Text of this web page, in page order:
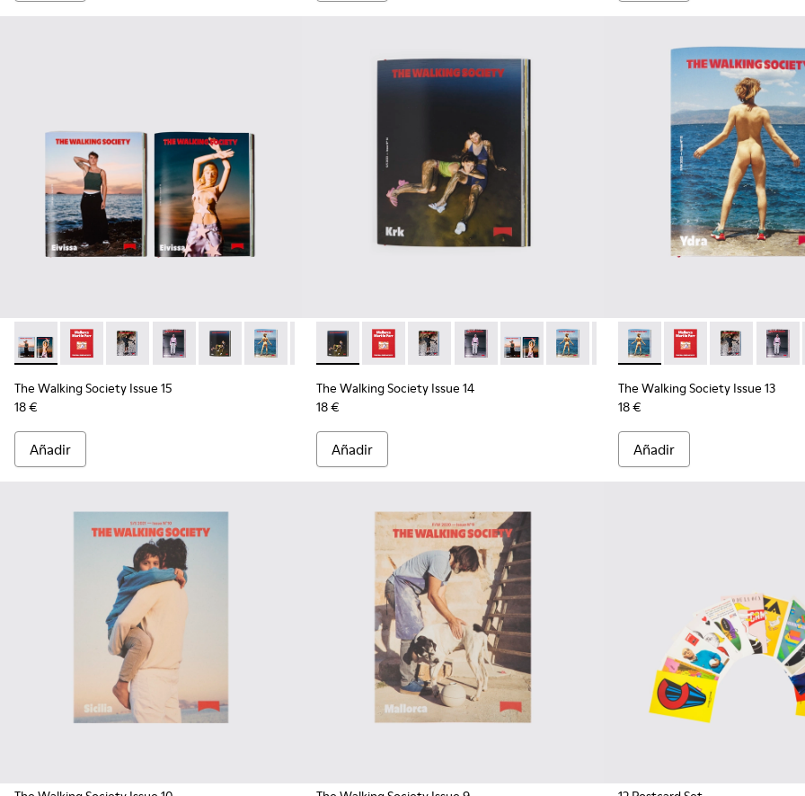
The Walking Society Issue 15 - L2027-097 - Revista The Walking Society
The Walking Society Issue 15 - L2027-100 - The Walking Society Magazine
The Walking Society Issue 15 - L2027-099 - Revista The Walking Society
The Walking Society Issue 15 - L2027-098 - Revista The Walking Society
The Walking Society Issue 15 - L2027-096 - Revista The Walking Society
The Walking Society Issue 15 - L2027-095 - Revista The Walking Society
The Walking Society Issue 15 - L2027-094 - Revista The Walking Society
The Walking Society Issue 15
18 €
Añadir
The Walking Society Issue 14 - L2027-096 - Revista The Walking Society
The Walking Society Issue 14 - L2027-100 - The Walking Society
The Walking Society Issue 14 - L2027-099 - Revista The
The Walking Society Issue 14 - L2027-098 - Revista
The Walking Society Issue 14 - L2027-097 -
The Walking Society Issue 14 - L2027-
The Walking Society Issue 14 -
The Walking Society Issue 14
18 €
Añadir
The Walking Society Issue
The Walking Society
The Walking
The
The Walking Society Issue 13
18 €
Añadir